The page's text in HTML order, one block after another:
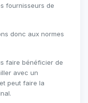
fournisseurs de
donc aux normes
faire bénéficier de
avec un
peut faire la